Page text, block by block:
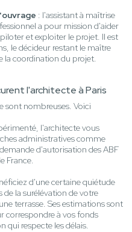
: l'assistant à maîtrise
a pour mission d'aider
et exploiter le projet. Il est
le décideur restant le maître
la coordination du projet.
l'architecte à Paris
sont nombreuses. Voici
l'architecte vous
administratives comme
d'autorisation des ABF
France.
d'une certaine quiétude
la surélévation de votre
terrasse. Ses estimations sont
correspondre à vos fonds
qui respecte les délais.